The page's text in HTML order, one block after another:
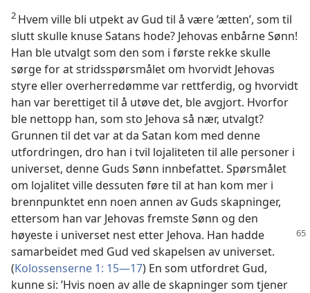
2 Hvem ville bli utpekt av Gud til å være ’ætten’, som til
slutt skulle knuse Satans hode? Jehovas enbårne Sønn!
Han ble utvalgt som den som i første rekke skulle
sørge for at stridsspørsmålet om hvorvidt Jehovas
styre eller overherredømme var rettferdig, og hvorvidt
han var berettiget til å utøve det, ble avgjort. Hvorfor
ble nettopp han, som sto Jehova så nær, utvalgt?
Grunnen til det var at da Satan kom med denne
utfordringen, dro han i tvil lojaliteten til alle personer i
universet, denne Guds Sønn innbefattet. Spørsmålet
om lojalitet ville dessuten føre til at han kom mer i
brennpunktet enn noen annen av Guds skapninger,
ettersom han var Jehovas fremste Sønn og den
høyeste i universet nest etter Jehova. Han hadde
samarbeidet med Gud ved skapelsen av universet.
(Kolossenserne 1: 15—17) En som utfordret Gud,
kunne si: ’Hvis noen av alle de skapninger som tjener